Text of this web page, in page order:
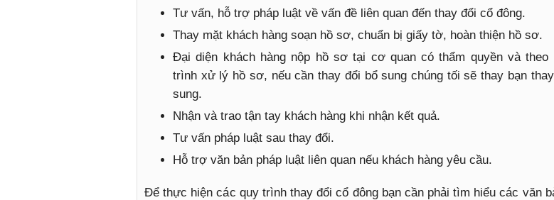
Tư vấn, hỗ trợ pháp luật về vấn đề liên quan đến thay đổi cổ đông.
Thay mặt khách hàng soạn hồ sơ, chuẩn bị giấy tờ, hoàn thiện hồ sơ.
Đại diện khách hàng nộp hồ sơ tại cơ quan có thẩm quyền và theo
trình xử lý hồ sơ, nếu cần thay đổi bổ sung chúng tối sẽ thay bạn
sung.
Nhận và trao tận tay khách hàng khi nhận kết quả.
Tư vấn pháp luật sau thay đổi.
Hỗ trợ văn bản pháp luật liên quan nếu khách hàng yêu cầu.
Để thực hiện các quy trình thay đổi cổ đông bạn cần phải tìm hiểu các văn